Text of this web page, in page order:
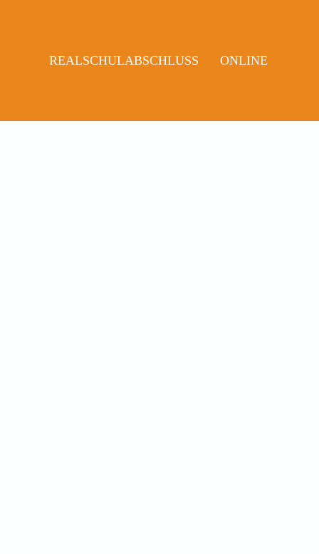
REALSCHULABSCHLUSS ONLINE